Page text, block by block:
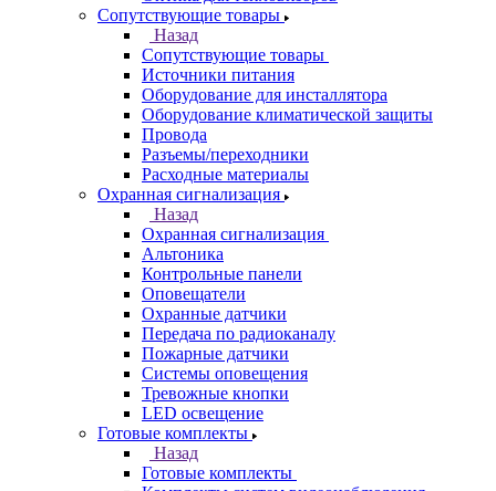
Сопутствующие товары
Назад
Сопутствующие товары
Источники питания
Оборудование для инсталлятора
Оборудование климатической защиты
Провода
Разъемы/переходники
Расходные материалы
Охранная сигнализация
Назад
Охранная сигнализация
Альтоника
Контрольные панели
Оповещатели
Охранные датчики
Передача по радиоканалу
Пожарные датчики
Системы оповещения
Тревожные кнопки
LED освещение
Готовые комплекты
Назад
Готовые комплекты